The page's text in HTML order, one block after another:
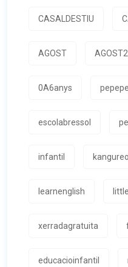
CASALDESTIU
AGOST
0A6anys
escolabressol
infantil kangureo
learnenglish
xerradagratuita
educacioinfantil